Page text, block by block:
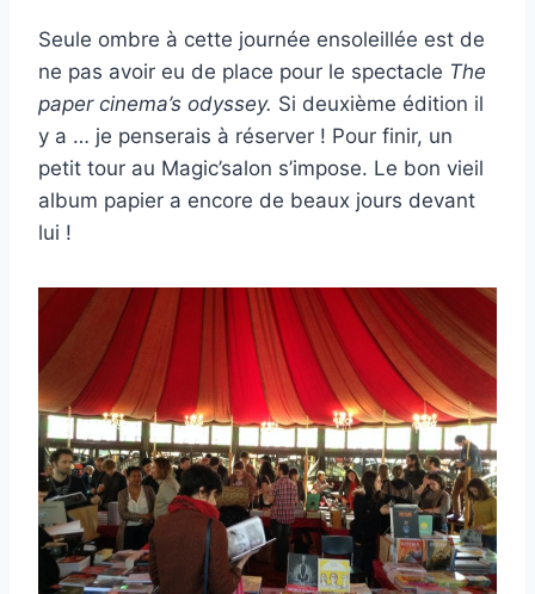
Seule ombre à cette journée ensoleillée est de
ne pas avoir eu de place pour le spectacle The
paper cinema’s odyssey. Si deuxième édition il
y a … je penserais à réserver ! Pour finir, un
petit tour au Magic’salon s’impose. Le bon vieil
album papier a encore de beaux jours devant
lui !